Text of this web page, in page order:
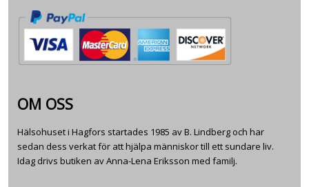
OM OSS
Hälsohuset i Hagfors startades 1985 av B. Lindberg och har
sedan dess verkat för att hjälpa människor till ett sundare liv.
Idag drivs butiken av Anna-Lena Eriksson med familj.